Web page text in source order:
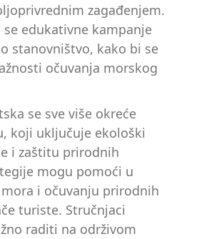
zagađenjem.
edukativne kampanje
stanovništvo, kako bi se
očuvanja morskog
se sve više okreće
koji uključuje ekološki
i zaštitu prirodnih
mogu pomoći u
i očuvanju prirodnih
turiste. Stručnjaci
raditi na održivom